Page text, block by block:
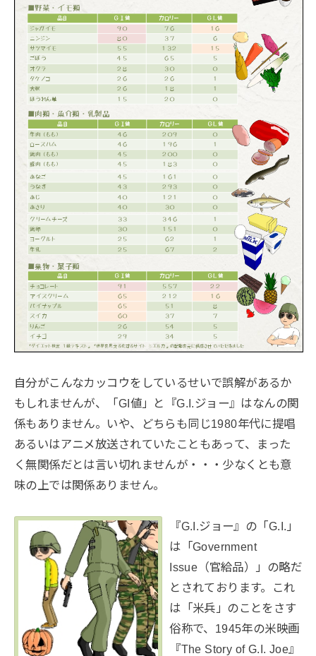
自分がこんなカッコウをしているせいで誤解があるか
もしれませんが、「GI値」と『G.I.ジョー』はなんの関
係もありません。いや、どちらも同じ1980年代に提唱
あるいはアニメ放送されていたこともあって、まった
く無関係だとは言い切れませんが・・・少なくとも意
味の上では関係ありません。
『G.I.ジョー』の「G.I.」
は「Government
Issue（官給品）」の略だ
とされております。これ
は「米兵」のことをさす
俗称で、1945年の米映画
『The Story of G.I. Joe』